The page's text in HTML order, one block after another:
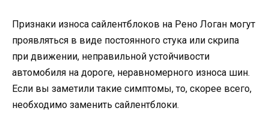
Признаки износа сайлентблоков на Рено Логан могут
проявляться в виде постоянного стука или скрипа
при движении, неправильной устойчивости
автомобиля на дороге, неравномерного износа шин.
Если вы заметили такие симптомы, то, скорее всего,
необходимо заменить сайлентблоки.